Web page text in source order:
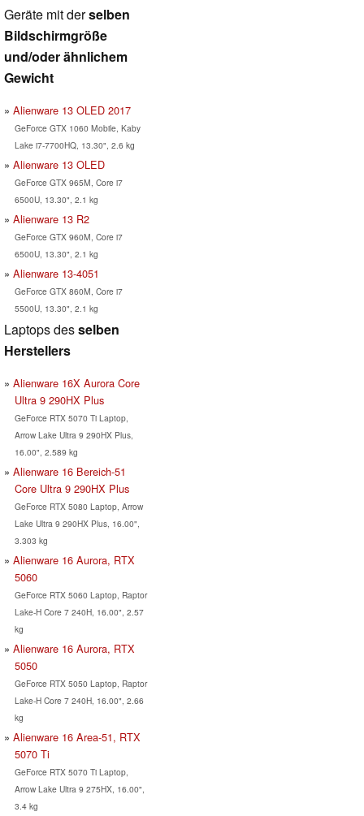
Geräte mit derselben
Bildschirmgröße
und/oder ähnlichem
Gewicht
Alienware 13 OLED 2017
GeForce GTX 1060 Mobile, Kaby
Lake i7-7700HQ, 13.30", 2.6 kg
Alienware 13 OLED
GeForce GTX 965M, Core i7
6500U, 13.30", 2.1 kg
Alienware 13 R2
GeForce GTX 960M, Core i7
6500U, 13.30", 2.1 kg
Alienware 13-4051
GeForce GTX 860M, Core i7
5500U, 13.30", 2.1 kg
Laptops desselben
Herstellers
Alienware 16X Aurora Core
Ultra 9 290HX Plus
GeForce RTX 5070 Ti Laptop,
Arrow Lake Ultra 9 290HX Plus,
16.00", 2.589 kg
Alienware 16 Bereich-51
Core Ultra 9 290HX Plus
GeForce RTX 5080 Laptop, Arrow
Lake Ultra 9 290HX Plus, 16.00",
3.303 kg
Alienware 16 Aurora, RTX
5060
GeForce RTX 5060 Laptop, Raptor
Lake-H Core 7 240H, 16.00", 2.57
kg
Alienware 16 Aurora, RTX
5050
GeForce RTX 5050 Laptop, Raptor
Lake-H Core 7 240H, 16.00", 2.66
kg
Alienware 16 Area-51, RTX
5070 Ti
GeForce RTX 5070 Ti Laptop,
Arrow Lake Ultra 9 275HX, 16.00",
3.4 kg